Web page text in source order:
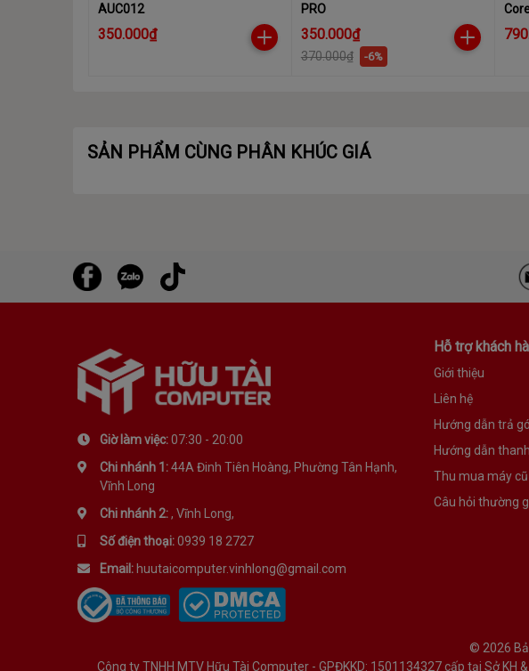
MÀU SẮC RỰC RỠ
Giống như một bảng màu được lấy ra từ một giấc mơ, Lisbon có sẵn
AUC012
350.000₫
PRO
350.000₫
370.000₫ -6%
Core
SẢN PHẨM CÙNG PHÂN KHÚC GIÁ
Giờ làm việc:07:30 - 20:00
Chi nhánh 1:44A Đinh Tiên Hoàng, Phường Tân Hạnh,
Vĩnh Long
Chi nhánh 2:, Vĩnh Long,
Số điện thoại:0939 18 2727
Email: huutaicomputer.vinhlong@gmail.com
Hỗ trợ khách
Giới thiệu
Liên hệ
Hướng dẫn trả
Hướng dẫn
Thu mua máy cũ
Câu hỏi thường
© 2026
Công ty TNHH MTV Hữu Tài Computer - GPĐKKD: 1501134327 cấp tại Sở